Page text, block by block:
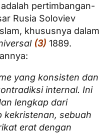
pertimbangan-
Rusia Soloviev
khususnya dalam
(3) 1889.
yang konsisten dan
internal. Ini
lengkap dari
kekristenan, sebuah
erat dengan